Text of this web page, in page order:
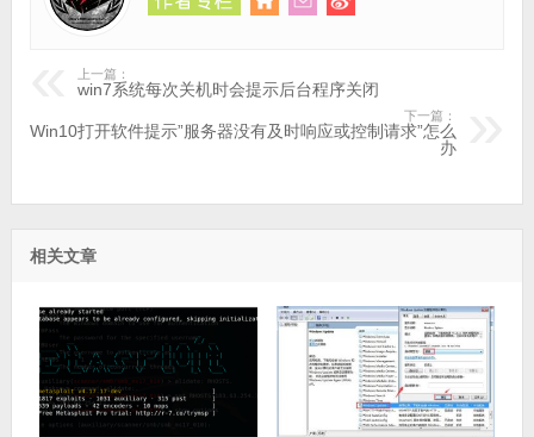
上一篇：
win7系统每次关机时会提示后台程序关闭
下一篇：
Win10打开软件提示”服务器没有及时响应或控制请求”怎么
办
相关文章